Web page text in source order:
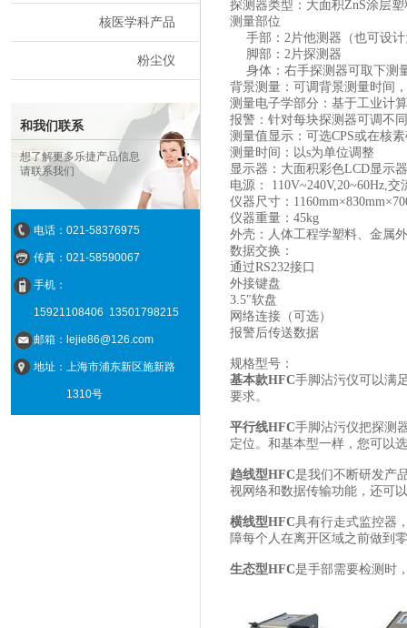
核医学科产品
粉尘仪
和我们联系
想了解更多乐捷产品信息
请联系我们
电话：021-58376975
传真：021-58590067
手机：
15921108406 13501798215
邮箱：lejie86@126.com
地址：上海市浦东新区施新路
1310号
探测器类型：大面积ZnS涂层
测量部位
手部：2片他测器（也可设
脚部：2片探测器
身体：右手探测器可取下测
背景测量：可调背景测量时间
测量电子学部分：基于工业计
报警：针对每块探测器可调不
测量值显示：可选CPS或在核
测量时间：以s为单位调整
显示器：大面积彩色LCD显示
电源： 110V~240V,20~60Hz,
仪器尺寸：
仪器重量：45kg
外壳：人体工程学塑料、金属
数据交换：
通过RS232接口
外接键盘
3.5″软盘
网络连接（可选）
报警后传送数据
规格型号：
基本款HFC手脚沾污仪可以满
要求。
平行线HFC手脚沾污仪把探测
定位。和基本型一样，您可以
趋线型HFC是我们不断研发产
视网络和数据传输功能，还可
横线型HFC具有行走式监控器
障每个人在离开区域之前做到
生态型HFC是手部需要检测时